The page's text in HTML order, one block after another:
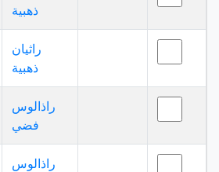
ذهبية
راثيان
ذهبية
راذالوس
فضي
راذالوس